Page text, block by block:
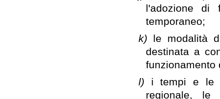
l'adozione di
temporaneo;
k) le modalità
destinata a
funzionamento
l) i tempi e le
regionale, le